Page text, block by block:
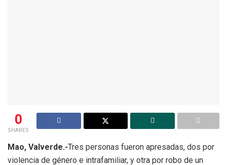
0
SHARES
Mao, Valverde.-Tres personas fueron apresadas, dos por
violencia de género e intrafamiliar, y otra por robo de un